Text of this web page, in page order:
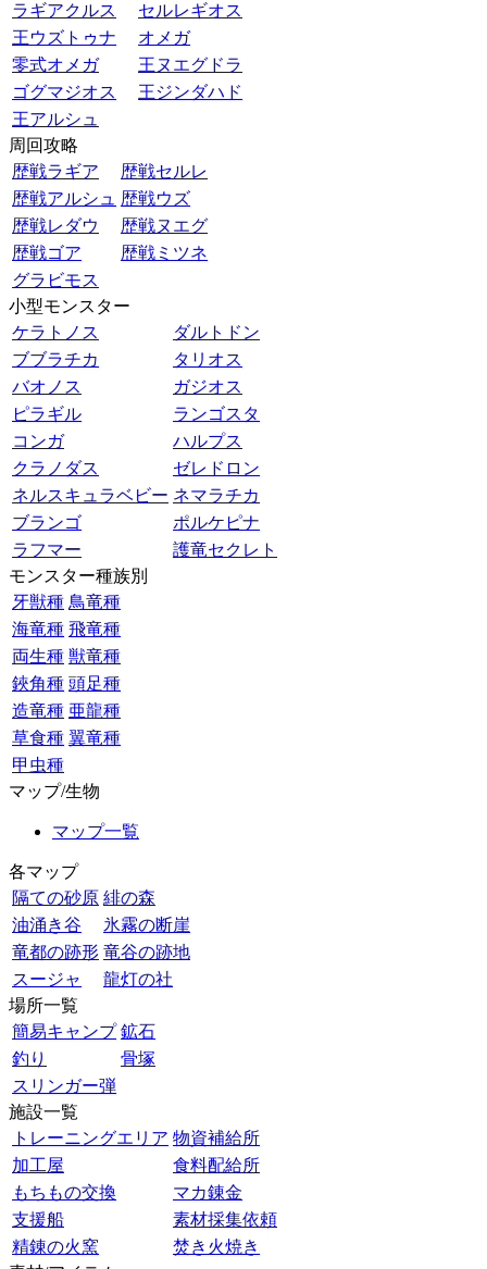
ラギアクルス
セルレギオス
王ウズトゥナ
オメガ
零式オメガ
王ヌエグドラ
ゴグマジオス
王ジンダハド
王アルシュ
周回攻略
歴戦ラギア
歴戦セルレ
歴戦アルシュ 歴戦ウズ
歴戦レダウ
歴戦ヌエグ
歴戦ゴア
歴戦ミツネ
グラビモス
小型モンスター
ケラトノス
ダルトドン
ブブラチカ
タリオス
バオノス
ガジオス
ピラギル
ランゴスタ
コンガ
ハルプス
クラノダス
ゼレドロン
ネルスキュラベビー ネマラチカ
ブランゴ
ポルケピナ
ラフマー
護竜セクレト
モンスター種族別
牙獣種 鳥竜種
海竜種 飛竜種
両生種 獣竜種
鋏角種 頭足種
造竜種 亜龍種
草食種 翼竜種
甲虫種
マップ/生物
マップ一覧
各マップ
隔ての砂原 緋の森
油涌き谷
氷霧の断崖
竜都の跡形 竜谷の跡地
スージャ
龍灯の社
場所一覧
簡易キャンプ 鉱石
釣り
骨塚
スリンガー弾
施設一覧
トレーニングエリア 物資補給所
加工屋
食料配給所
もちもの交換
マカ錬金
支援船
素材採集依頼
精錬の火窯
焚き火焼き